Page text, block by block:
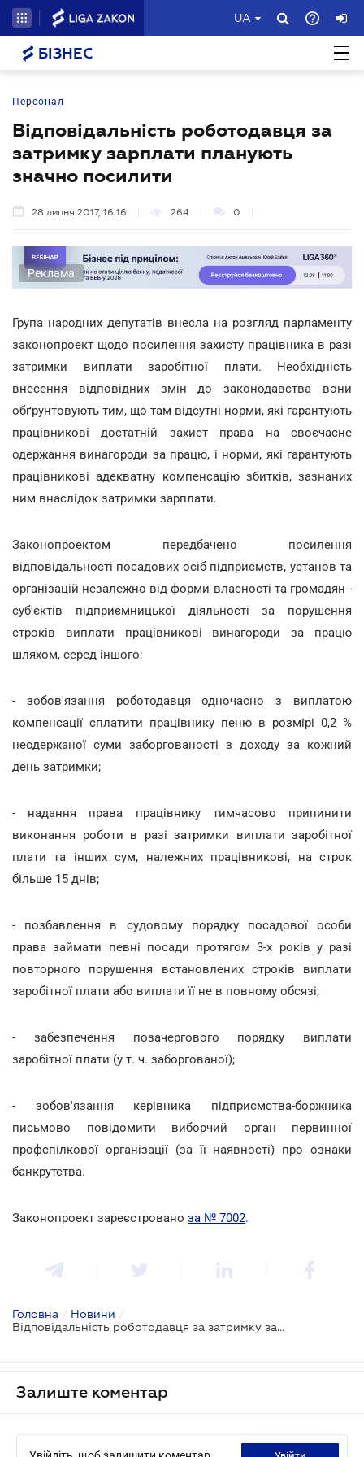
UA
БІЗНЕС
Персонал
Відповідальність роботодавця за
затримку зарплати планують
значно посилити
28 липня 2017, 16:16 264 0
Реклама
Група народних депутатів внесла на розгляд парламенту
законопроект щодо посилення захисту працівника в разі
затримки виплати заробітної плати. Необхідність
внесення відповідних змін до законодавства вони
обґрунтовують тим, що там відсутні норми, які гарантують
працівникові достатній захист права на своєчасне
одержання винагороди за працю, і норми, які гарантують
працівникові адекватну компенсацію збитків, зазнаних
ним внаслідок затримки зарплати.
Законопроектом передбачено посилення
відповідальності посадових осіб підприємств, установ та
організацій незалежно від форми власності та громадян -
суб'єктів підприємницької діяльності за порушення
строків виплати працівникові винагороди за працю
шляхом, серед іншого:
- зобов'язання роботодавця одночасно з виплатою
компенсації сплатити працівнику пеню в розмірі 0,2 %
неодержаної суми заборгованості з доходу за кожний
день затримки;
- надання права працівнику тимчасово припинити
виконання роботи в разі затримки виплати заробітної
плати та інших сум, належних працівникові, на строк
більше 15 днів;
- позбавлення в судовому порядку посадової особи
права займати певні посади протягом 3-х років у разі
повторного порушення встановлених строків виплати
заробітної плати або виплати її не в повному обсязі;
- забезпечення позачергового порядку виплати
заробітної плати (у т. ч. заборгованої);
- зобов'язання керівника підприємства-боржника
письмово повідомити виборчий орган первинної
профспілкової організації (за її наявності) про ознаки
банкрутства.
Законопроект зареєстровано за № 7002.
Головна / Новини /
Відповідальність роботодавця за затримку зарплати планують значно посилити
Залиште коментар